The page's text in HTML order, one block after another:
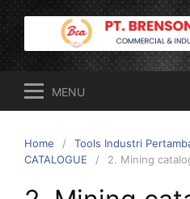
Skip
to
content
MENU
Home
Tools Industri
CATALOGUE
2. Mining